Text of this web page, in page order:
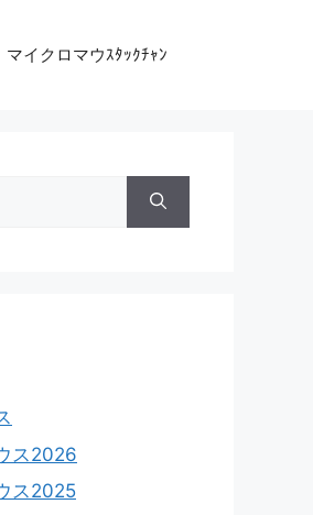
マイクロマウｽﾀｯｸﾁｬﾝ
ス2026
ス2025